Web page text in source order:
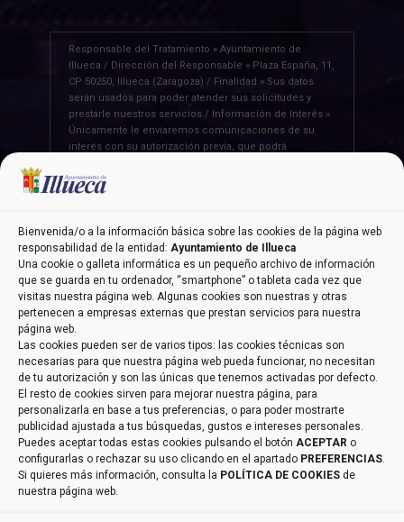
Bienvenida/o a la información básica sobre las cookies de la página web
responsabilidad de la entidad: Ayuntamiento de Illueca
Una cookie o galleta informática es un pequeño archivo de información
que se guarda en tu ordenador, “smartphone” o tableta cada vez que
visitas nuestra página web. Algunas cookies son nuestras y otras
pertenecen a empresas externas que prestan servicios para nuestra
página web.
Las cookies pueden ser de varios tipos: las cookies técnicas son
necesarias para que nuestra página web pueda funcionar, no necesitan
de tu autorización y son las únicas que tenemos activadas por defecto.
El resto de cookies sirven para mejorar nuestra página, para
personalizarla en base a tus preferencias, o para poder mostrarte
publicidad ajustada a tus búsquedas, gustos e intereses personales.
Puedes aceptar todas estas cookies pulsando el botón ACEPTAR o
configurarlas o rechazar su uso clicando en el apartado PREFERENCIAS.
Si quieres más información, consulta la POLÍTICA DE COOKIES de
nuestra página web.
Responsable del Tratamiento » Ayuntamiento de
Illueca / Dirección del Responsable » Plaza España, 11,
CP 50250, Illueca (Zaragoza) / Finalidad » Sus datos
serán usados para poder atender sus solicitudes y
prestarle nuestros servicios / Información de Interés »
Únicamente le enviaremos comunicaciones de su
interés con su autorización previa, que podrá
establecida al efecto / Legitimación » Únicamente
trataremos sus datos con su consentimiento previo,
correspondiente establecida al efecto / Destinatarios »
Con carácter general, sólo el personal de nuestra
entidad que esté debidamente autorizado podrá tener
conocimiento de la información que le pedimos /
Derechos » Tiene derecho a saber qué información
tenemos sobre usted, corregirla y eliminarla, tal y
como se explica en la información adicional
disponible en nuestra página web / Información
Adicional » Más información en el apartado“POLÍTICA
DE PRIVACIDAD”de nuestra página web / Datos de
Contacto DPD » aeneriz@audidat.com